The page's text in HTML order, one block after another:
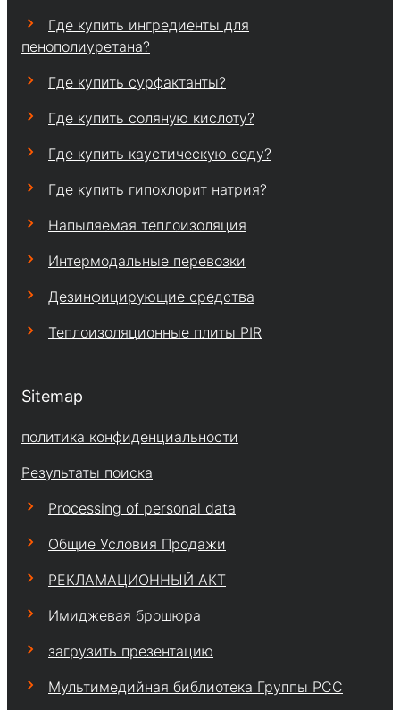
Где купить ингредиенты для
пенополиуретана?
Где купить сурфактанты?
Где купить соляную кислоту?
Где купить каустическую соду?
Где купить гипохлорит натрия?
Напыляемая теплоизоляция
Интермодальные перевозки
Дезинфицирующие средства
Теплоизоляционные плиты PIR
Sitemap
политика конфиденциальности
Результаты поиска
Processing of personal data
Общие Условия Продажи
РЕКЛАМАЦИОННЫЙ АКТ
Имиджевая брошюра
загрузить презентацию
Мультимедийная библиотека Группы РСС